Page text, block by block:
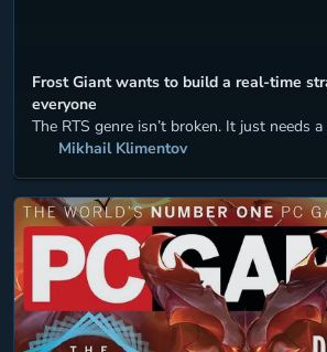
Frost Giant wants to build a real-time
everyone
The RTS genre isn’t broken. It just needs
Mikhail Klimentov